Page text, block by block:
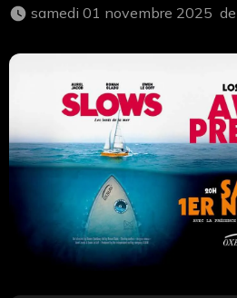
samedi 01 novembre 2025